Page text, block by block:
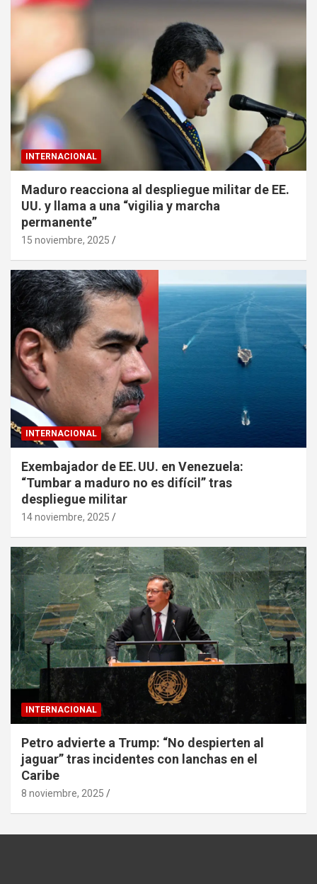
INTERNACIONAL
Maduro reacciona al despliegue militar de EE.
UU. y llama a una “vigilia y marcha
permanente”
15 noviembre, 2025
INTERNACIONAL
Exembajador de EE. UU. en Venezuela:
“Tumbar a maduro no es difícil” tras
despliegue militar
14 noviembre, 2025
INTERNACIONAL
Petro advierte a Trump: “No despierten al
jaguar” tras incidentes con lanchas en el
Caribe
8 noviembre, 2025